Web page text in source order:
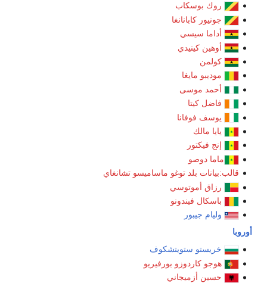
روك بوسكاب
جونيور كابانانغا
أداما سيسي
أوهين كينيدي
كولمن
موديبو مايغا
أحمد موسى
فاضل كيتا
يوسف فوفانا
يايا مالك
إنج فيكتور
ماما دوصو
بلد توغو ماساميسو تشانغاي
رزاق أموتوسي
باسكال فيندونو
وليام جيبور
خريستو ستويتشكوف
هوجو كاردوزو بورفيريو
حسين أزميجاني